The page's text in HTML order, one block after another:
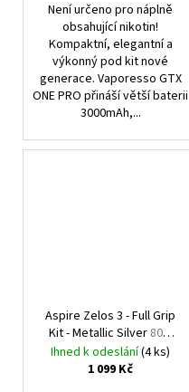
Není určeno pro náplně
obsahující nikotin!
Kompaktní, elegantní a
výkonný pod kit nové
generace. Vaporesso GTX
ONE PRO přináší větší baterii
3000mAh,...
Aspire Zelos 3 - Full Grip
Kit - Metallic Silver 80W
Mod, 3200mAh
Ihned k odeslání(4 ks)
1 099 Kč